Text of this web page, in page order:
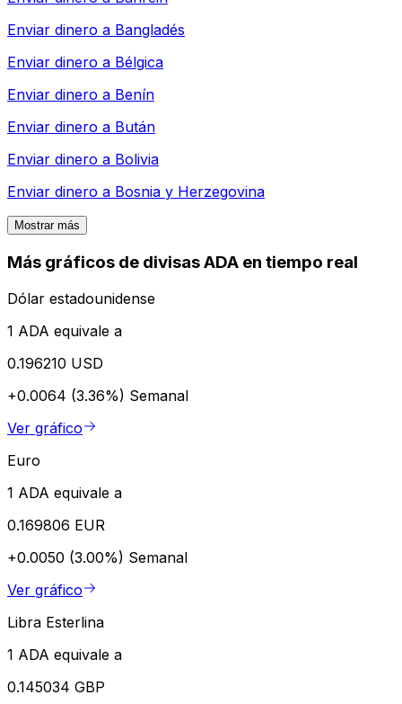
Enviar dinero a Bangladés
Enviar dinero a Bélgica
Enviar dinero a Benín
Enviar dinero a Bután
Enviar dinero a Bolivia
Enviar dinero a Bosnia y Herzegovina
Mostrar más
Más gráficos de divisas ADA en tiempo real
Dólar estadounidense
1 ADA equivale a
0.196210 USD
+0.0064 (3.36%) Semanal
Ver gráfico
Euro
1 ADA equivale a
0.169806 EUR
+0.0050 (3.00%) Semanal
Ver gráfico
Libra Esterlina
1 ADA equivale a
0.145034 GBP